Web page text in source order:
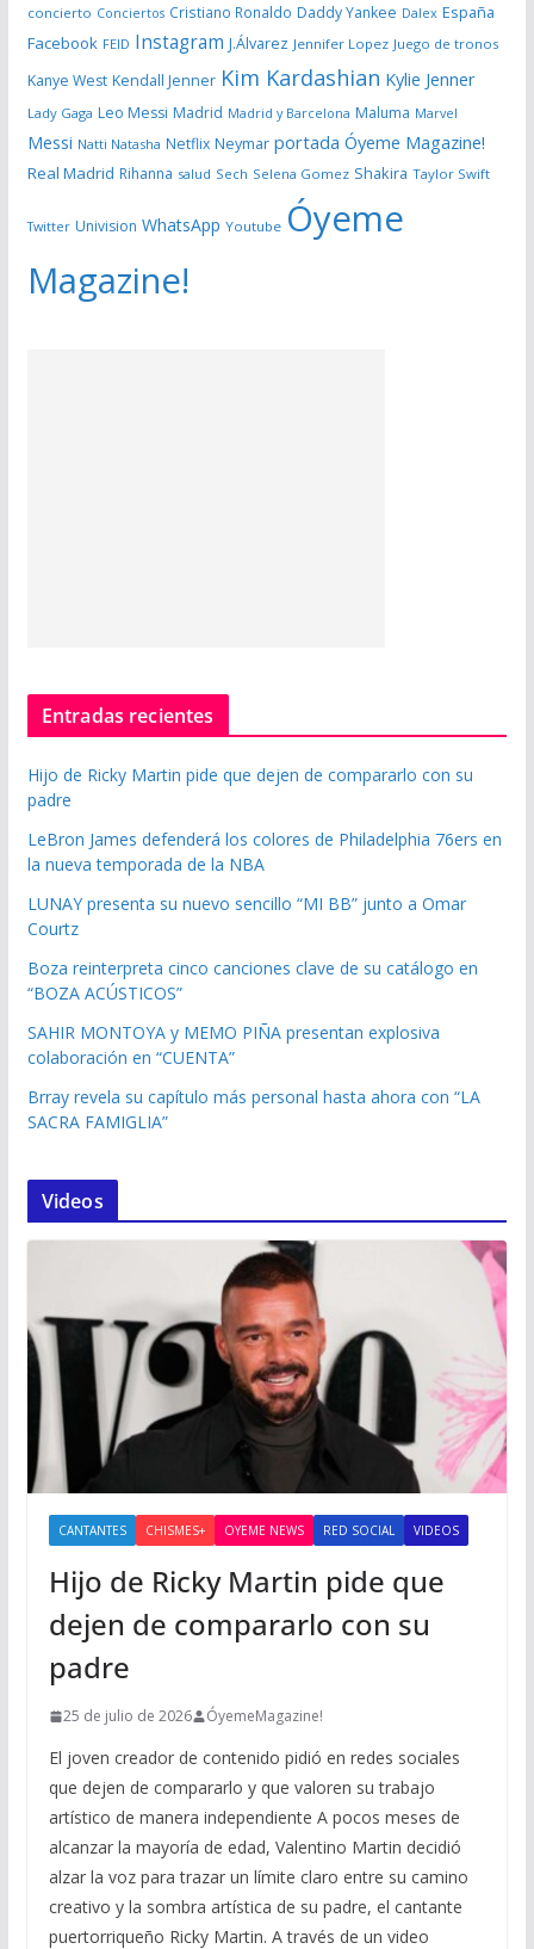
concierto Conciertos Cristiano Ronaldo Daddy Yankee Dalex España
Facebook FEID Instagram J.Álvarez Jennifer Lopez Juego de tronos
Kanye West Kendall Jenner Kim Kardashian Kylie Jenner
Lady Gaga Leo Messi Madrid Madrid y Barcelona Maluma Marvel
Messi Natti Natasha Netflix Neymar portada Óyeme Magazine!
Real Madrid Rihanna salud Sech Selena Gomez Shakira Taylor Swift
Twitter Univision WhatsApp Youtube Óyeme
Magazine!
Entradas recientes
Hijo de Ricky Martin pide que dejen de compararlo con su
padre
LeBron James defenderá los colores de Philadelphia 76ers en
la nueva temporada de la NBA
LUNAY presenta su nuevo sencillo “MI BB” junto a Omar
Courtz
Boza reinterpreta cinco canciones clave de su catálogo en
“BOZA ACÚSTICOS”
SAHIR MONTOYA y MEMO PIÑA presentan explosiva
colaboración en “CUENTA”
Brray revela su capítulo más personal hasta ahora con “LA
SACRA FAMIGLIA”
Videos
CANTANTES CHISMES+ OYEME NEWS RED SOCIAL VIDEOS
Hijo de Ricky Martin pide que
dejen de compararlo con su
padre
25 de julio de 2026 ÓyemeMagazine!
El joven creador de contenido pidió en redes sociales
que dejen de compararlo y que valoren su trabajo
artístico de manera independiente A pocos meses de
alcanzar la mayoría de edad, Valentino Martin decidió
alzar la voz para trazar un límite claro entre su camino
creativo y la sombra artística de su padre, el cantante
puertorriqueño Ricky Martin. A través de un video